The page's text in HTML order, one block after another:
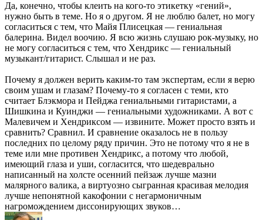
Да, конечно, чтобы клеить на кого-то этикетку «гений»,
нужно быть в теме. Но я о другом. Я не люблю балет, но могу
согласиться с тем, что Майя Плисецкая — гениальная
балерина. Видел воочию. Я всю жизнь слушаю рок-музыку, но
не могу согласиться с тем, что Хендрикс — гениальный
музыкант/гитарист. Слышал и не раз.
Почему я должен верить каким-то там экспертам, если я верю
своим ушам и глазам? Почему-то я согласен с теми, кто
считает Блэкмора и Пейджа гениальными гитаристами, а
Шишкина и Куинджи — гениальными художниками. А вот с
Малевичем и Хендриксом — извините. Может просто взять и
сравнить? Сравнил. И сравнение оказалось не в пользу
последних по целому ряду причин. Это не потому что я не в
теме или мне противен Хендрикс, а потому что любой,
имеющий глаза и уши, согласится, что шедеврально
написанный на холсте осенний пейзаж лучше мазни
малярного валика, а виртуозно сыгранная красивая мелодия
лучше непонятной какофонии с негармоничным
нагромождением диссонирующих звуков…